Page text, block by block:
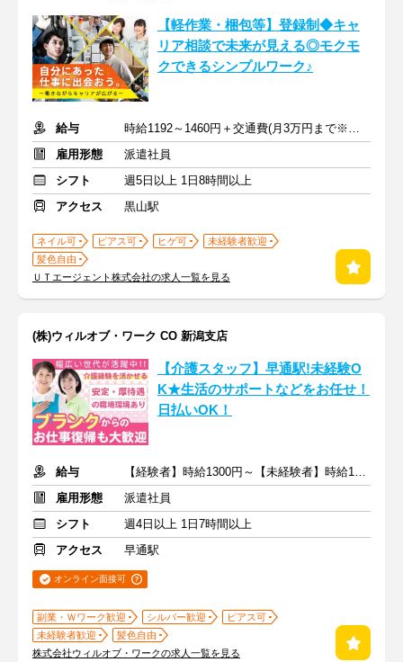
【軽作業・梱包等】登録制◆キャ
リア相談で未来が見える◎モクモ
クできるシンプルワーク♪
給与
時給1192～1460円＋交通費(月3万円まで※規定あり)
雇用形態
派遣社員
シフト
週5日以上 1日8時間以上
アクセス
黒山駅
ネイル可 ピアス可 ヒゲ可
未経験者歓迎
髪色自由
ＵＴエージェント株式会社の求人一覧を見る
(株)ウィルオブ・ワーク CO 新潟支店
【介護スタッフ】早通駅!未経験O
K★生活のサポートなどをお任せ！
日払いOK！
給与
【経験者】時給1300円～【未経験者】時給1200円～ ＋交通費
雇用形態
派遣社員
シフト
週4日以上 1日7時間以上
アクセス
早通駅
オンライン面接可
副業・Ｗワーク歓迎 シルバー歓迎
ピアス可
未経験者歓迎
髪色自由
株式会社ウィルオブ・ワークの求人一覧を見る